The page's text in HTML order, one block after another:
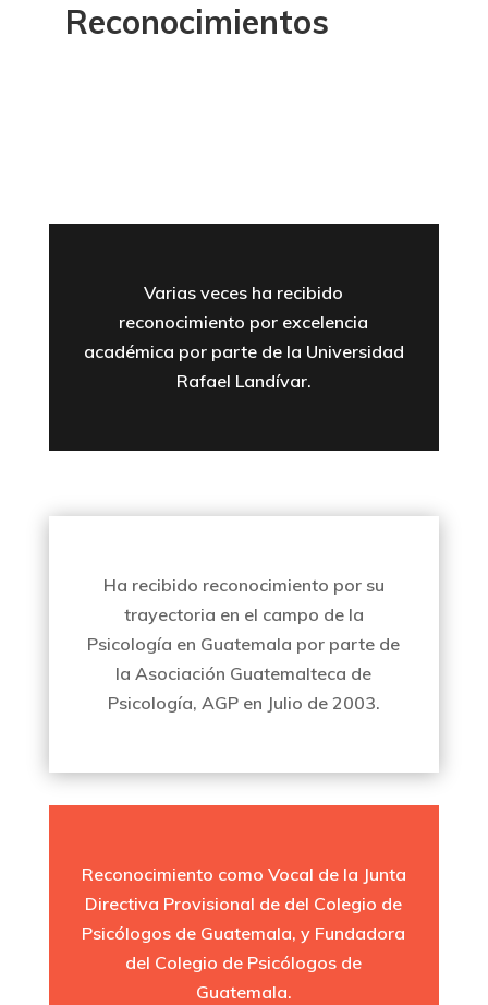
Reconocimientos
Varias veces ha recibido
reconocimiento por excelencia
académica por parte de la Universidad
Rafael Landívar.
Ha recibido reconocimiento por su
trayectoria en el campo de la
Psicología en Guatemala por parte de
la Asociación Guatemalteca de
Psicología, AGP en Julio de 2003.
Reconocimiento como Vocal de la Junta
Directiva Provisional de del Colegio de
Psicólogos de Guatemala, y Fundadora
del Colegio de Psicólogos de
Guatemala.